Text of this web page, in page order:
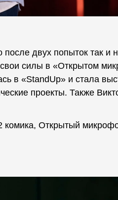
двух попыток так и
силы в «Открытом
в «StandUp» и стала
проекты. Также
комика, Открытый